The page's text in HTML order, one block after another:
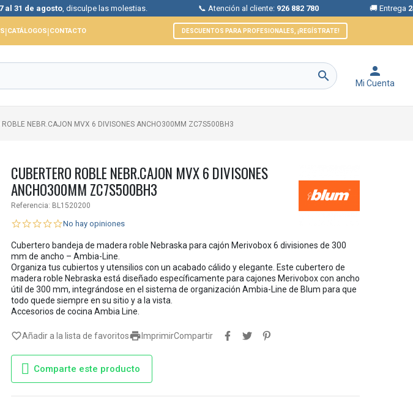
, disculpe las molestias. 📞 Atención al cliente:926 882 780 24/72 horas
|CATÁLOGOS|CONTACTO DESCUENTOS PARA PROFESIONALES, ¡REGÍSTRATE!
 
Mi Cuenta
ROBLE NEBR.CAJON MVX 6 DIVISONES ANCHO300MM ZC7S500BH3
CUBERTERO ROBLE NEBR.CAJON MVX 6 DIVISONES
ANCHO300MM ZC7S500BH3
Referencia: BL1520200
No hay opiniones
Cubertero bandeja de madera roble Nebraska para cajón Merivobox 6 divisiones de 300
mm de ancho – Ambia-Line.
Organiza tus cubiertos y utensilios con un acabado cálido y elegante. Este cubertero de
madera roble Nebraska está diseñado específicamente para cajones Merivobox con ancho
útil de 300 mm, integrándose en el sistema de organización Ambia-Line de Blum para que
todo quede siempre en su sitio y a la vista.
Accesorios de cocina Ambia Line.
 Imprimir
favorite_borderAñadir a la lista de favoritos Compartir
Comparte este producto